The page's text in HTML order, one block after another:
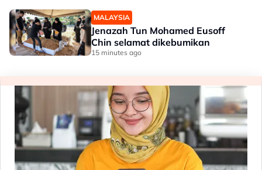
MALAYSIA
Jenazah Tun Mohamed Eusoff
Chin selamat dikebumikan
15 minutes ago